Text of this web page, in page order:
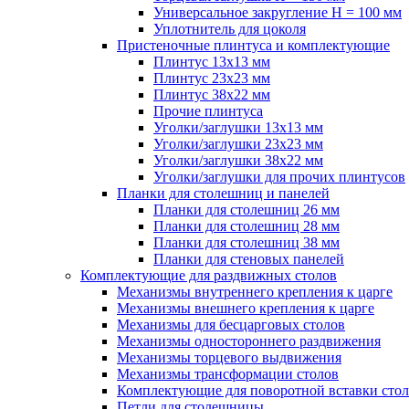
Универсальное закругление H = 100 мм
Уплотнитель для цоколя
Пристеночные плинтуса и комплектующие
Плинтус 13х13 мм
Плинтус 23х23 мм
Плинтус 38х22 мм
Прочие плинтуса
Уголки/заглушки 13х13 мм
Уголки/заглушки 23х23 мм
Уголки/заглушки 38х22 мм
Уголки/заглушки для прочих плинтусов
Планки для столешниц и панелей
Планки для столешниц 26 мм
Планки для столешниц 28 мм
Планки для столешниц 38 мм
Планки для стеновых панелей
Комплектующие для раздвижных столов
Механизмы внутреннего крепления к царге
Механизмы внешнего крепления к царге
Механизмы для бесцарговых столов
Механизмы одностороннего раздвижения
Механизмы торцевого выдвижения
Механизмы трансформации столов
Комплектующие для поворотной вставки